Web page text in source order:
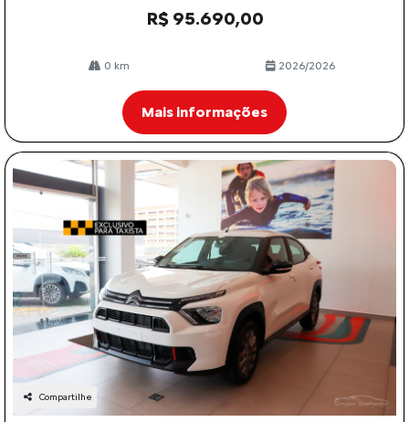
R$ 95.690,00
0 km 2026/2026
Mais informações
Compartilhe